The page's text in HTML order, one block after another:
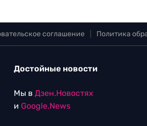
соглашение Политика
Достойные новости
Мы в Дзен.Новостях
и Google.News